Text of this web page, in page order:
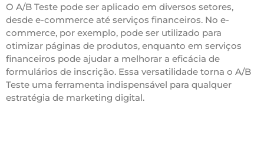
O A/B Teste pode ser aplicado em diversos setores,
desde e-commerce até serviços financeiros. No e-
commerce, por exemplo, pode ser utilizado para
otimizar páginas de produtos, enquanto em serviços
financeiros pode ajudar a melhorar a eficácia de
formulários de inscrição. Essa versatilidade torna o A/B
Teste uma ferramenta indispensável para qualquer
estratégia de marketing digital.